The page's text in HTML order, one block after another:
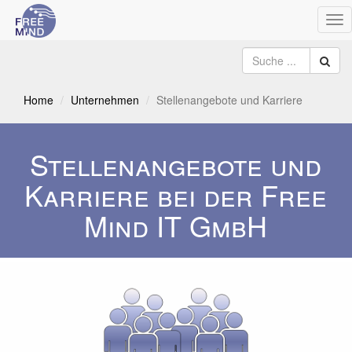
Home Unternehmen Stellenangebote und Karriere
Stellenangebote und
Karriere bei der Free
Mind IT GmbH